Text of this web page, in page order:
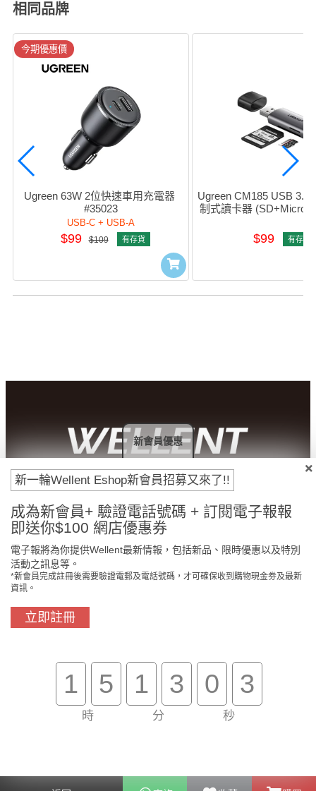
相同品牌
今期優惠價
Ugreen 63W 2位快速車用充電器
#35023
USB-C + USB-A
$99 $109 有存貨
Ugreen CM185 USB
制式讀卡器
$99 有存貨
付款方法
買滿$800免費送貨 在線客服支援
新一輪Wellent Eshop新會員招募又來了!!
成為新會員+ 驗證電話號碼 + 訂閱電子報報
即送你$100 網店優惠券
電子報將為你提供Wellent最新情報，包括新品、限時優惠以及特別
活動之訊息等。
*新會員完成註冊後需要驗證電郵及電話號碼，才可確保收到購物現金劵及最新
資訊。
立即註冊
1 5
時
1 3
分
0 3
秒
新會員優惠